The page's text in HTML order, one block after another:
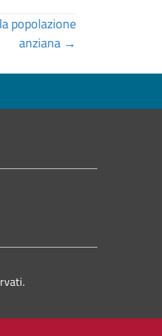
popolazione
anziana →